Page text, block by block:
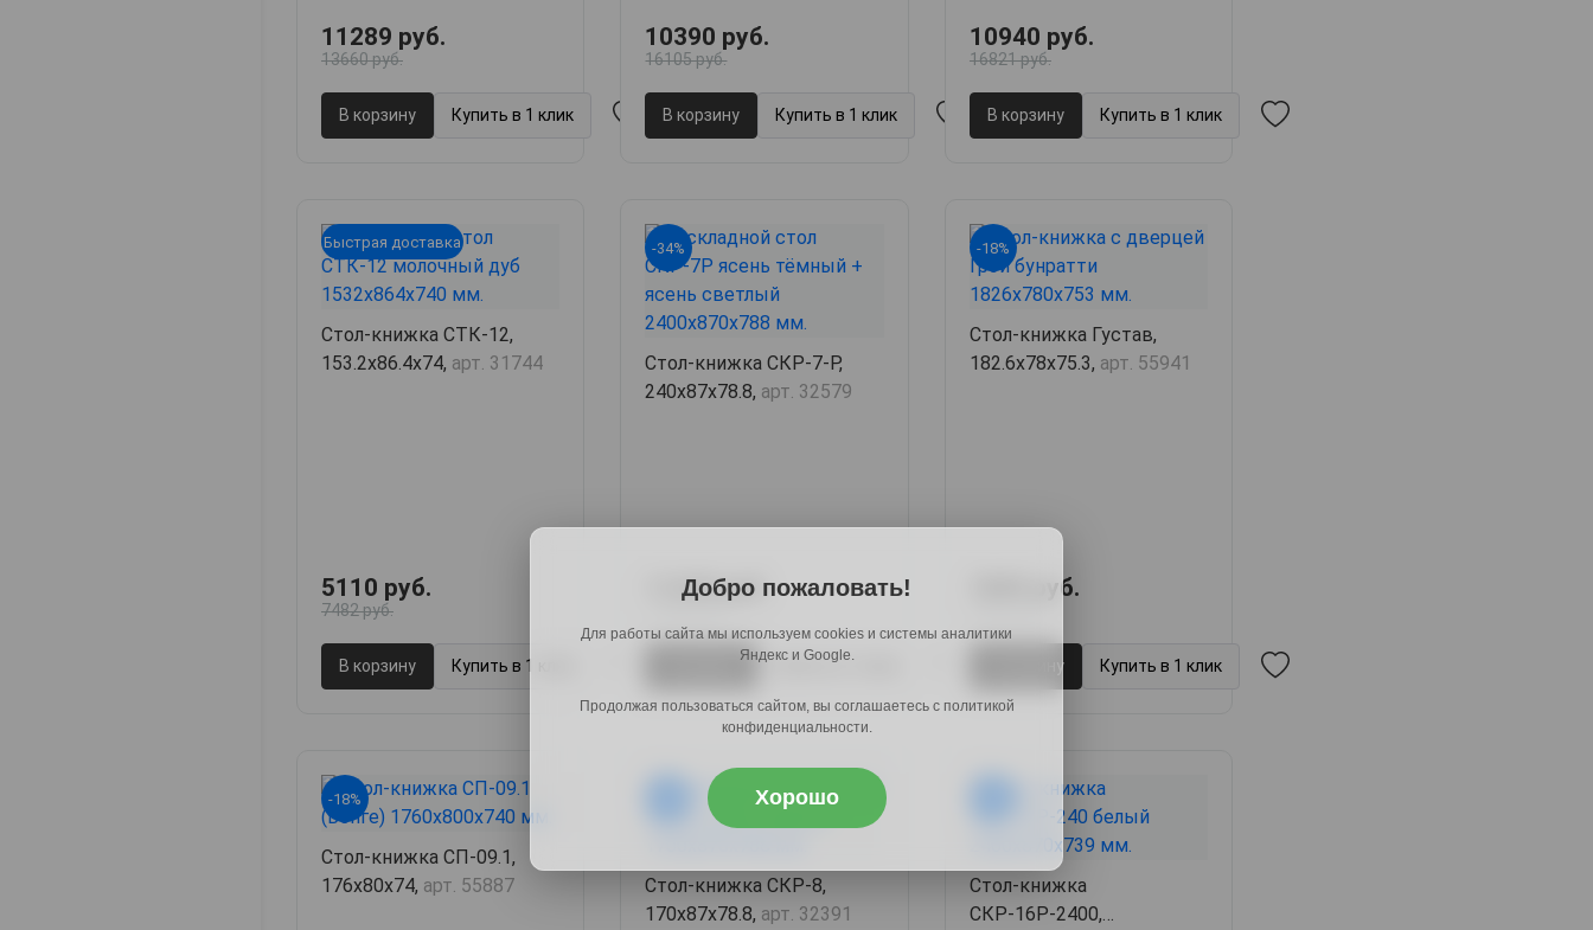
11289 руб.
13660 руб.
В корзину Купить в 1 клик
10390 руб.
16105 руб.
В корзину Купить в 1 клик
10940 руб.
16821 руб.
В корзину Купить в 1 клик
Быстрая доставка
Стол-книжка СТК-12,
153.2х86.4х74, арт. 31744
5110 руб.
7482 руб.
В корзину Купить в 1 клик
-34%
Стол-книжка СКР-7-Р,
240х87х78.8, арт. 32579
11240 руб.
Купить в 1 клик
-18%
Стол-книжка Густав,
182.6х78х75.3, арт. 55941
7689 руб.
В корзину Купить в 1 клик
-18%
Cтол-книжка СП-09.1,
176х80х74, арт. 55887
Стол-книжка СКР-8,
170х87х78.8, арт. 32391
Стол-книжка
СКР-16Р-2400,
Добро пожаловать!
Для работы сайта мы используем cookies и системы аналитики
Яндекс и Google.
Продолжая пользоваться сайтом, вы соглашаетесь с политикой
конфиденциальности.
Хорошо